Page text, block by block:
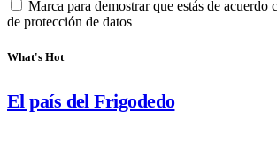
Marca para demostrar que estás de acuerdo
de protección de datos
What's Hot
El país del Frigodedo